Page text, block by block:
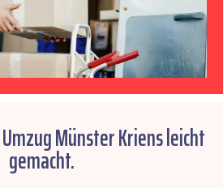
Münster Kriens leicht
gemacht.